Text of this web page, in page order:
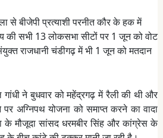
से बीजेपी प्रत्याशी परनीत कौर के हक में
की सभी 13 लोकसभा सीटों पर 1 जून को वोट
राजधानी चंडीगढ़ में भी 1 जून को मतदान
ने बुधवार को महेंद्रगढ़ में रैली की थी और
पर अग्निपथ योजना को समाप्त करने का वादा
के मौजूदा सांसद धरमबीर सिंह और कांग्रेस के